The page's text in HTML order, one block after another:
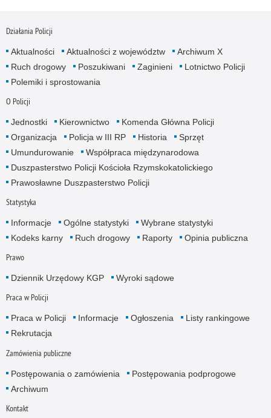
Działania Policji
Aktualności Aktualności z województw
Archiwum X
Ruch drogowy
Poszukiwani Zaginieni
Lotnictwo Policji
Polemiki i sprostowania
O Policji
Jednostki Kierownictwo
Komenda Główna Policji
Organizacja
Policja w III RP Historia
Sprzęt
Umundurowanie
Współpraca międzynarodowa
Duszpasterstwo Policji Kościoła Rzymskokatolickiego
Prawosławne Duszpasterstwo Policji
Statystyka
Informacje Ogólne statystyki
Wybrane statystyki
Kodeks karny
Ruch drogowy Raporty Opinia publiczna
Prawo
Dziennik Urzędowy KGP Wyroki sądowe
Praca w Policji
Praca w Policji Informacje Ogłoszenia
Listy rankingowe
Rekrutacja
Zamówienia publiczne
Postępowania o zamówienia
Postępowania podprogowe
Archiwum
Kontakt